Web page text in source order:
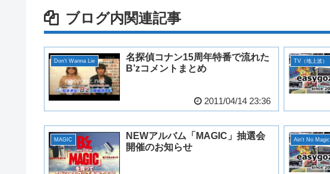
ブログ内関連記事
Don't Wanna Lie
名探偵コナン15周年特番で流れた
B’zコメントまとめ
2011/04/14 23:36
TV（地上波）
MAGIC
NEWアルバム「MAGIC」抽選会
開催のお知らせ
Ain't No Magic